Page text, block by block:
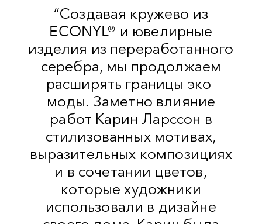
“Создавая кружево из
ECONYL® и ювелирные
изделия из переработанного
серебра, мы продолжаем
расширять границы эко-
моды. Заметно влияние
работ Карин Ларссон в
стилизованных мотивах,
выразительных композициях
и в сочетании цветов,
которые художники
использовали в дизайне